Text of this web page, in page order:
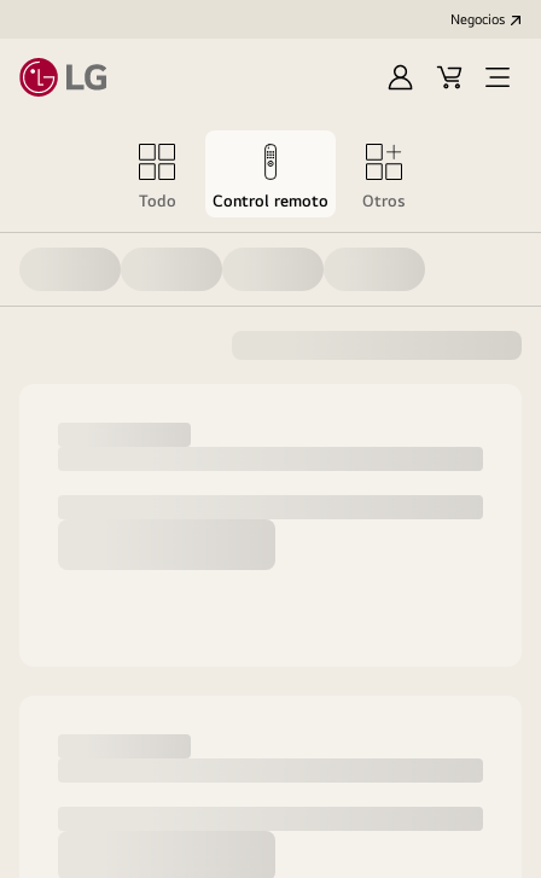
Negocios
IniciarCarritoOpen
Todo Control remoto Otros